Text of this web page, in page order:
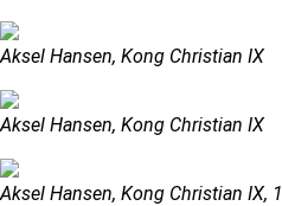
Aksel Hansen, Kong Christian IX
Aksel Hansen, Kong Christian IX
Aksel Hansen, Kong Christian IX,